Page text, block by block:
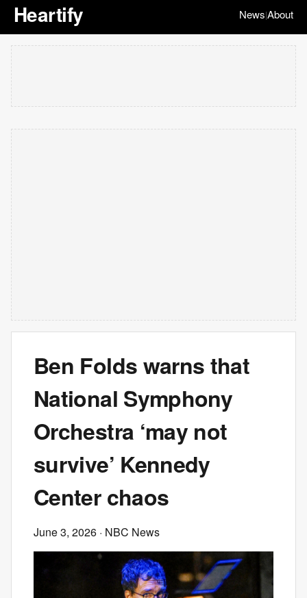
Heartify News|About
Ben Folds warns that
National Symphony
Orchestra ‘may not
survive’ Kennedy
Center chaos
June 3, 2026 · NBC News